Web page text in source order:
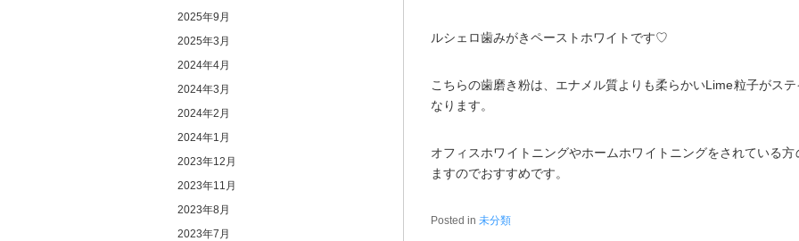
2025年9月
2025年3月
2024年4月
2024年3月
2024年2月
2024年1月
2023年12月
2023年11月
2023年8月
2023年7月
ルシェロ歯みがきペーストホワイトです♡
こちらの歯磨き粉は、エナメル質よりも柔らかいLime粒子がス
なります。
オフィスホワイトニングやホームホワイトニングをされている
ますのでおすすめです。
Posted in 未分類